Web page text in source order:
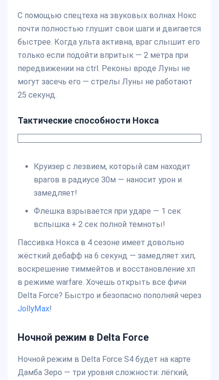
С помощью спецтеха на звуковых волнах Нокс
почти полностью глушит свои шаги и двигается
быстрее. Когда ульта активна, враг слышит его
только если подойти впритык — 2 метра при
передвижении на ctrl. Реконы вроде Луны не
могут засечь его — стрелы Луны не работают
25 секунд.
Тактические способности Нокса
Круизер с лезвием, который сам находит
врагов в радиусе 30м — наносит урон и
замедляет!
Флешка взрывается при ударе — 1 сек
вспышка + 2 сек полной темноты!
Пассивка Нокса в 4 сезоне имеет довольно
жёсткий дебафф на 6 секунд — замедляет хил,
воскрешение тиммейтов и восстановление хп
в режиме warfare. Хочешь открыть все фичи
Delta Force? Быстро и безопасно пополняй через
JollyMax!
Ночной режим в Delta Force
Ночной режим в Delta Force S4 будет на карте
Дамба Зеро — три уровня сложности: лёгкий,